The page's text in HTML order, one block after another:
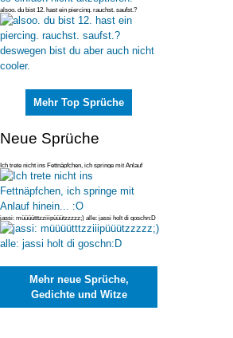
alsoo. du bist 12. hast ein piercing. rauchst. saufst.?
deswegen bist du
Mehr Top Sprüche
Neue Sprüche
Ich trete nicht ins Fettnäpfchen, ich springe mit Anlauf
hinein... :O
jassi: müüüütttzziiipüüützzzzz;) alle: jassi holt di goschn:D
Mehr neue Sprüche,
Gedichte und Witze